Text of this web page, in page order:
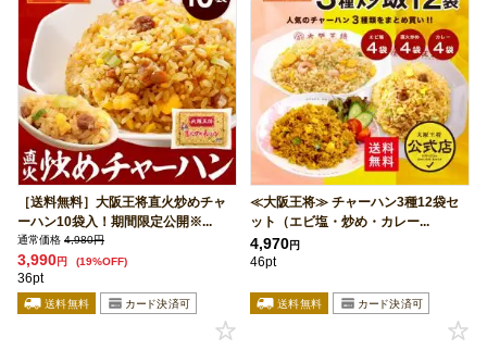
［送料無料］大阪王将直火炒めチャ
ーハン10袋入！期間限定公開※...
通常価格 4,980円
3,990円 (19%OFF)
36pt
≪大阪王将≫ チャーハン3種12袋セ
ット（エビ塩・炒め・カレー...
4,970円
46pt